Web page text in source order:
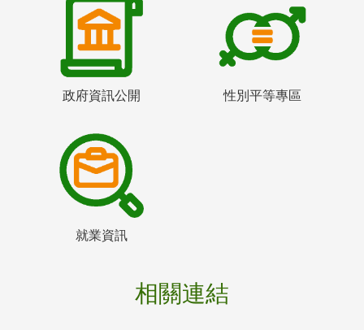
政府資訊公開 性別平等專區
就業資訊
相關連結